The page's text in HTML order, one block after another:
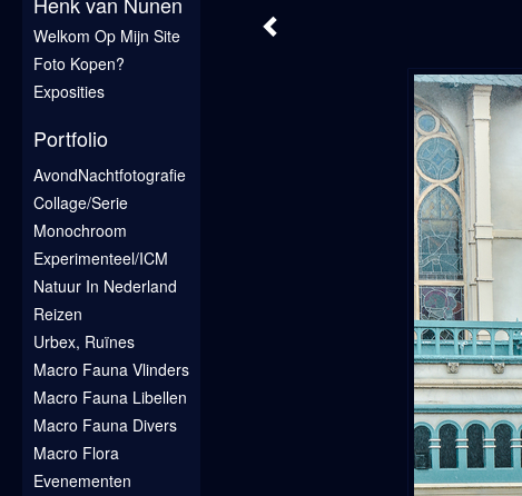
Welkom Op Mijn Site
Foto Kopen?
Exposities
Portfolio
AvondNachtfotografie
Collage/Serie
Monochroom
Experimenteel/ICM
Natuur In Nederland
Reizen
Urbex, Ruïnes
Macro Fauna Vlinders
Macro Fauna Libellen
Macro Fauna Divers
Macro Flora
Evenementen